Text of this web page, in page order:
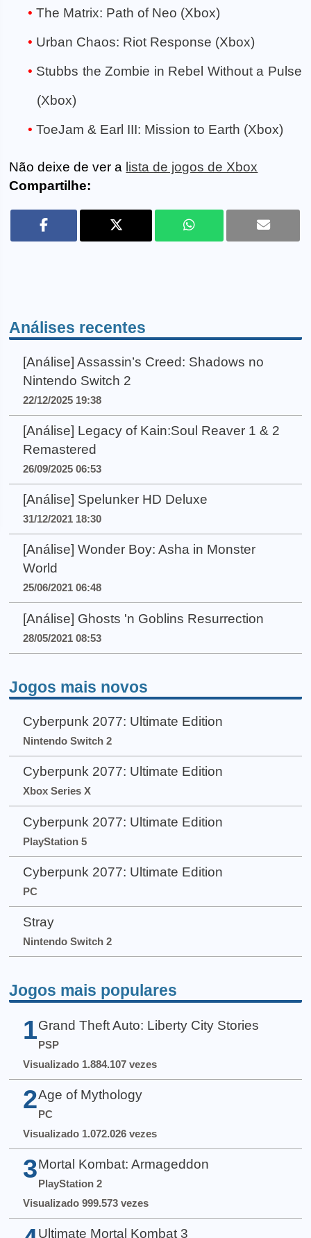
The Matrix: Path of Neo (Xbox)
Urban Chaos: Riot Response (Xbox)
Stubbs the Zombie in Rebel Without a Pulse
(Xbox)
ToeJam & Earl III: Mission to Earth (Xbox)
Não deixe de ver a lista de jogos de Xbox
Compartilhe:
Análises recentes
[Análise] Assassin’s Creed: Shadows no
Nintendo Switch 2
22/12/2025 19:38
[Análise] Legacy of Kain:Soul Reaver 1 & 2
Remastered
26/09/2025 06:53
[Análise] Spelunker HD Deluxe
31/12/2021 18:30
[Análise] Wonder Boy: Asha in Monster
World
25/06/2021 06:48
[Análise] Ghosts 'n Goblins Resurrection
28/05/2021 08:53
Jogos mais novos
Cyberpunk 2077: Ultimate Edition
Nintendo Switch 2
Cyberpunk 2077: Ultimate Edition
Xbox Series X
Cyberpunk 2077: Ultimate Edition
PlayStation 5
Cyberpunk 2077: Ultimate Edition
PC
Stray
Nintendo Switch 2
Jogos mais populares
1 Grand Theft Auto: Liberty City Stories
PSP
Visualizado 1.884.107 vezes
2 Age of Mythology
PC
Visualizado 1.072.026 vezes
3 Mortal Kombat: Armageddon
PlayStation 2
Visualizado 999.573 vezes
Ultimate Mortal Kombat 3